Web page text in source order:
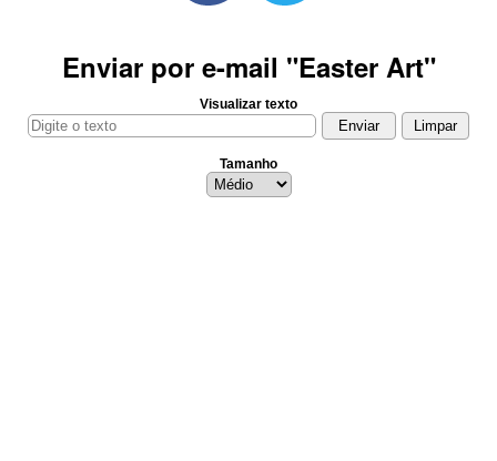
Enviar por e-mail "Easter Art"
Visualizar texto
Tamanho